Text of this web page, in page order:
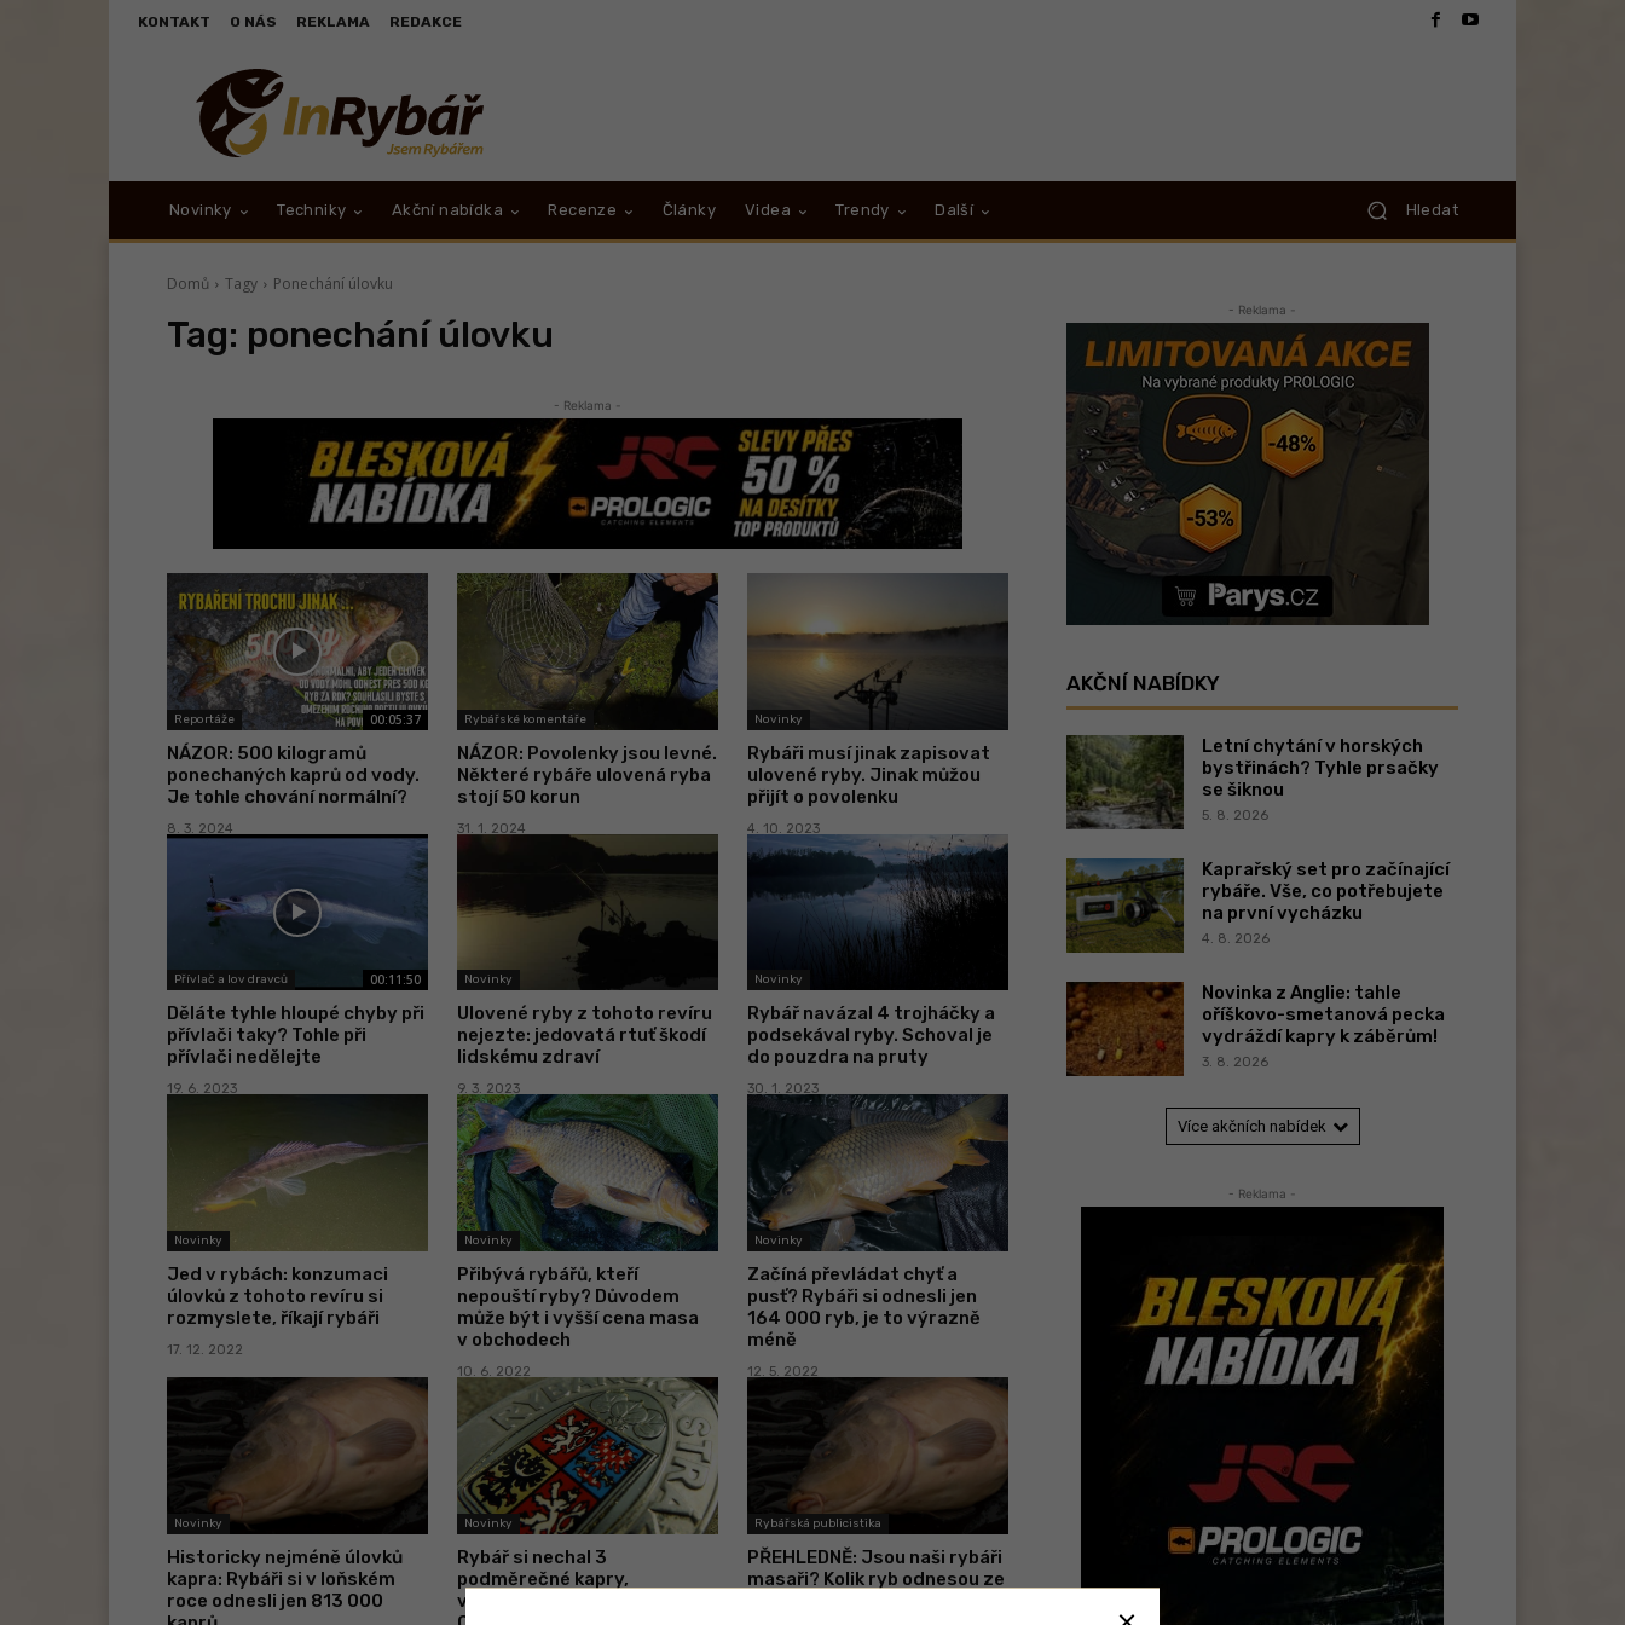
KONTAKT O NÁS REKLAMA REDAKCE
Novinky Techniky Akční nabídka Recenze Články Videa Trendy Další Hledat
Domů Tagy Ponechání úlovku
Tag: ponechání úlovku
- Reklama -
Reportáže 00:05:37
NÁZOR: 500 kilogramů
ponechaných kaprů od vody.
Je tohle chování normální?
8. 3. 2024
Rybářské komentáře
NÁZOR: Povolenky jsou levné.
Některé rybáře ulovená ryba
stojí 50 korun
31. 1. 2024
Novinky
Rybáři musí jinak zapisovat
ulovené ryby. Jinak můžou
přijít o povolenku
4. 10. 2023
Přívlač a lov dravců 00:11:50
Děláte tyhle hloupé chyby při
přívlači taky? Tohle při
přívlači nedělejte
19. 6. 2023
Novinky
Ulovené ryby z tohoto revíru
nejezte: jedovatá rtuť škodí
lidskému zdraví
9. 3. 2023
Novinky
Rybář navázal 4 trojháčky a
podsekával ryby. Schoval je
do pouzdra na pruty
30. 1. 2023
Novinky
Jed v rybách: konzumaci
úlovků z tohoto revíru si
rozmyslete, říkají rybáři
17. 12. 2022
Novinky
Přibývá rybářů, kteří
nepouští ryby? Důvodem
může být i vyšší cena masa
v obchodech
10. 6. 2022
Novinky
Začíná převládat chyť a
pusť? Rybáři si odnesli jen
164 000 ryb, je to výrazně
méně
12. 5. 2022
Novinky
Historicky nejméně úlovků
kapra: Rybáři si v loňském
roce odnesli jen 813 000
Novinky
Rybář si nechal 3
podměrečné kapry,
vnitřnosti hodil do vody.
Rybářská publicistika
PŘEHLEDNĚ: Jsou naši rybáři
masaři? Kolik ryb odnesou ze
- Reklama -
AKČNÍ NABÍDKY
Letní chytání v horských
bystřinách? Tyhle prsačky
se šiknou
5. 8. 2026
Kaprařský set pro začínající
rybáře. Vše, co potřebujete
na první vycházku
4. 8. 2026
Novinka z Anglie: tahle
oříškovo-smetanová pecka
vydráždí kapry k záběrům!
3. 8. 2026
Více akčních nabídek
- Reklama -